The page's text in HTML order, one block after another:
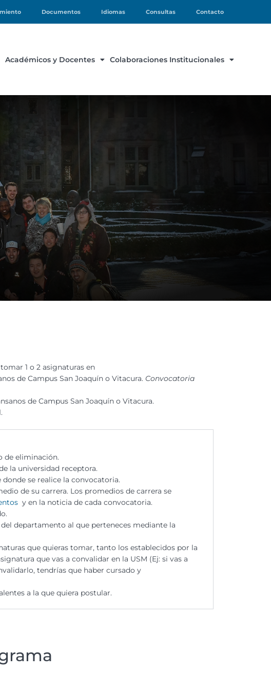
Documentos Idiomas Consultas Contacto
Académicos y Docentes Colaboraciones Institucionales
1 o 2 asignaturas en
de Campus San Joaquín o Vitacura. Convocatoria
de Campus San Joaquín o Vitacura.
de eliminación.
la universidad receptora.
se realice la convocatoria.
de su carrera. Los promedios de carrera se
y en la noticia de cada convocatoria.
departamento al que perteneces mediante la
que quieras tomar, tanto los establecidos por la
que vas a convalidar en la USM (Ej: si vas a
o, tendrías que haber cursado y
a la que quiera postular.